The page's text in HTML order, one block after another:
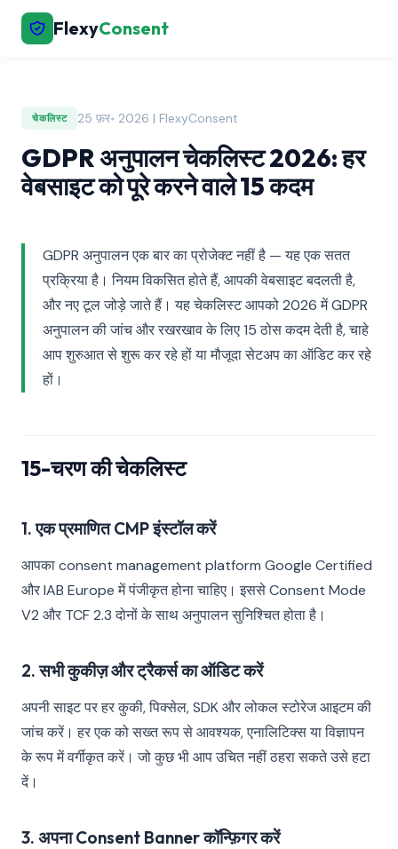
FlexyConsent
चेकलिस्ट 25 फ़र॰ 2026 | FlexyConsent
GDPR अनुपालन चेकलिस्ट 2026: हर
वेबसाइट को पूरे करने वाले 15 कदम
GDPR अनुपालन एक बार का प्रोजेक्ट नहीं है — यह एक सतत
प्रक्रिया है। नियम विकसित होते हैं, आपकी वेबसाइट बदलती है,
और नए टूल जोड़े जाते हैं। यह चेकलिस्ट आपको 2026 में GDPR
अनुपालन की जांच और रखरखाव के लिए 15 ठोस कदम देती है, चाहे
आप शुरुआत से शुरू कर रहे हों या मौजूदा सेटअप का ऑडिट कर रहे
हों।
15-चरण की चेकलिस्ट
1. एक प्रमाणित CMP इंस्टॉल करें
आपका consent management platform Google Certified
और IAB Europe में पंजीकृत होना चाहिए। इससे Consent Mode
V2 और TCF 2.3 दोनों के साथ अनुपालन सुनिश्चित होता है।
2. सभी कुकीज़ और ट्रैकर्स का ऑडिट करें
अपनी साइट पर हर कुकी, पिक्सेल, SDK और लोकल स्टोरेज आइटम की
जांच करें। हर एक को सख्त रूप से आवश्यक, एनालिटिक्स या विज्ञापन
के रूप में वर्गीकृत करें। जो कुछ भी आप उचित नहीं ठहरा सकते उसे हटा
दें।
3. अपना Consent Banner कॉन्फ़िगर करें